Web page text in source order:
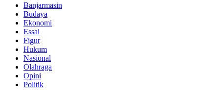
Banjarmasin
Budaya
Ekonomi
Essai
Figur
Hukum
Nasional
Olahraga
Opini
Politik